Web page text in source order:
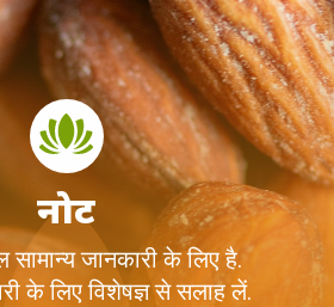
नोट
जानकारी के लिए है.
के लिए विशेषज्ञ से सलाह लें.